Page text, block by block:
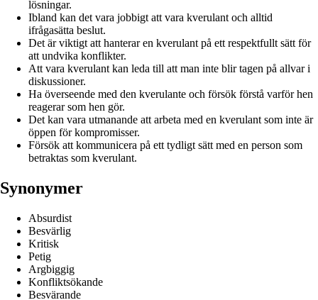
lösningar.
Ibland kan det vara jobbigt att vara kverulant och alltid
ifrågasätta beslut.
Det är viktigt att hanterar en kverulant på ett respektfullt sätt för
att undvika konflikter.
Att vara kverulant kan leda till att man inte blir tagen på allvar i
diskussioner.
Ha överseende med den kverulante och försök förstå varför hen
reagerar som hen gör.
Det kan vara utmanande att arbeta med en kverulant som inte är
öppen för kompromisser.
Försök att kommunicera på ett tydligt sätt med en person som
betraktas som kverulant.
Synonymer
Absurdist
Besvärlig
Kritisk
Petig
Argbiggig
Konfliktsökande
Besvärande